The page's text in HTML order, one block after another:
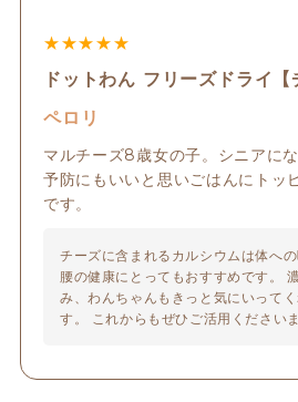
ドットわん フリーズドライ【
★★★★★
ペロリ
マルチーズ8歳女の子。シニアに
予防にもいいと思いごはんにトッ
です。
チーズに含まれるカルシウムは体へ
腰の健康にとってもおすすめです。
み、わんちゃんもきっと気にいって
す。 これからもぜひご活用くださいま